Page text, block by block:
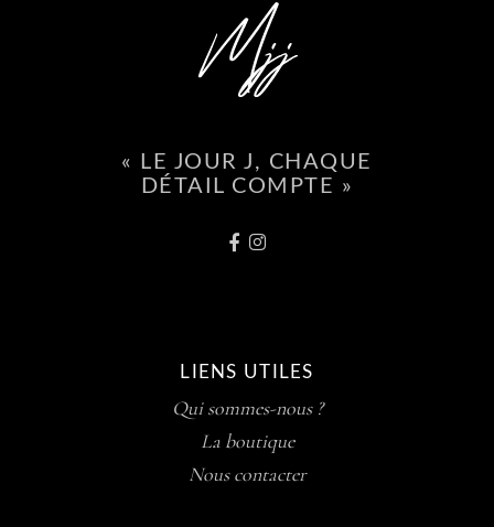
« LE JOUR J, CHAQUE
DÉTAIL COMPTE »
LIENS UTILES
Qui sommes-nous ?
La boutique
Nous contacter